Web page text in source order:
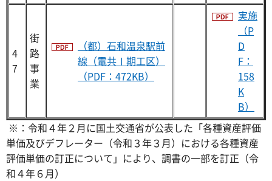
4
7
街
路
事
業
（都）石和温泉駅前
線（電共Ⅰ期工区）
（PDF：472KB）
実施
（P
D
F：
158
K
B）
※：令和４年２月に国土交通省が公表した「各種資産評価
単価及びデフレーター（令和３年３月）における各種資産
評価単価の訂正について」により、調書の一部を訂正（令
和４年６月）